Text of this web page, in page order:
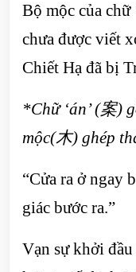
Bộ mộc của chữ
chưa được viết
Chiết Hạ đã bị
*Chữ ‘án’ (案)
mộc(木) ghép
“Cửa ra ở ngay
giác bước ra.”
Vạn sự khởi